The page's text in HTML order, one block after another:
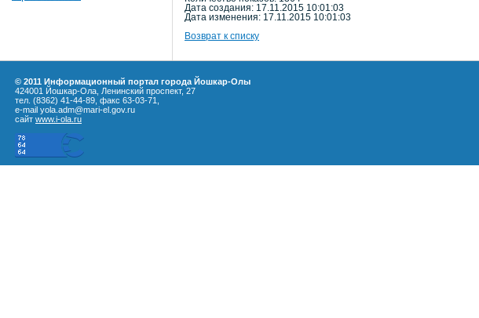
Дата создания: 17.11.2015 10:01:03
Дата изменения: 17.11.2015 10:01:03
Возврат к списку
© 2011 Информационный портал города Йошкар-Олы
424001 Йошкар-Ола, Ленинский проспект, 27
тел. (8362) 41-44-89, факс 63-03-71,
e-mail yola.adm@mari-el.gov.ru
сайт www.i-ola.ru